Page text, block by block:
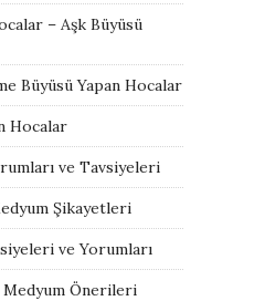
– Aşk Büyüsü
Büyüsü Yapan Hocalar
Hocalar
ve Tavsiyeleri
Şikayetleri
ve Yorumları
Önerileri